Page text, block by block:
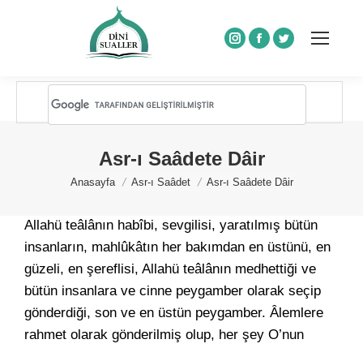
Instagram
Facebook
Twitter
Asr-ı Saâdete Dâir
You are here:
Anasayfa Asr-ı Saâdet Asr-ı Saâdete Dâir
Allahü teâlânın habîbi, sevgilisi, yaratılmış bütün
insanların, mahlûkâtın her bakımdan en üstünü, en
güzeli, en şereflisi, Allahü teâlânın medhettiği ve
bütün insanlara ve cinne peygamber olarak seçip
gönderdiği, son ve en üstün peygamber. Âlemlere
rahmet olarak gönderilmiş olup, her şey O’nun